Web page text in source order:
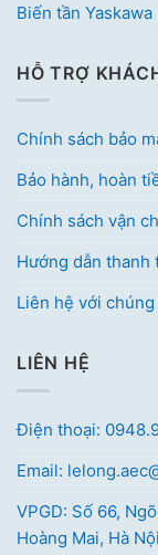
Biến tần Yaskawa
HỖ TRỢ
Chính sách bảo
Bảo hành, hoàn
Chính sách vận
Hướng dẫn thanh
Liên hệ với
LIÊN HỆ
Điện thoại:
Email:
VPGD: Số 66,
Hoàng Mai, Hà Nội